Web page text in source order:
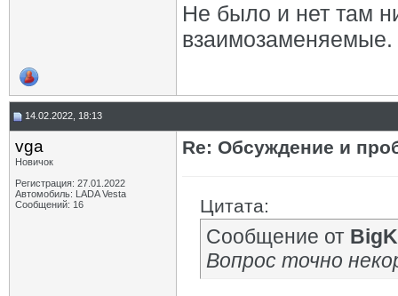
Не было и нет там
взаимозаменяемые.
14.02.2022, 18:13
vga
Новичок
Регистрация: 27.01.2022
Автомобиль: LADA Vesta
Сообщений: 16
Re: Обсуждение и
Цитата:
Сообщение от
Вопрос точно